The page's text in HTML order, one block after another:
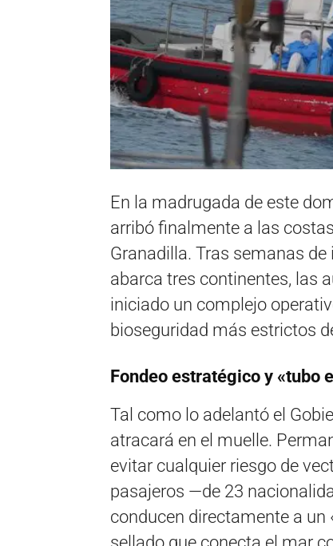
En la madrugada de este
arribó finalmente a las
Granadilla. Tras semanas
abarca tres continentes, las
iniciado un complejo
bioseguridad más estrictos
Fondeo estratégico y «tubo
Tal como lo adelantó el
atracará en el muelle.
evitar cualquier riesgo de
pasajeros —de 23
conducen directamente a un